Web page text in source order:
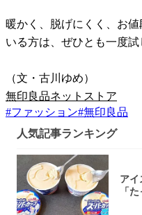
暖かく、脱げにくく、お
いる方は、ぜひとも一度
（文・古川ゆめ）
無印良品ネットストア
#ファッション#無印良品
人気記事ランキング
アイ
「